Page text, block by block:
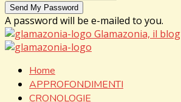
A password will be e-mailed to you.
Glamazonia, il blog
Home
APPROFONDIMENTI
CRONOLOGIE